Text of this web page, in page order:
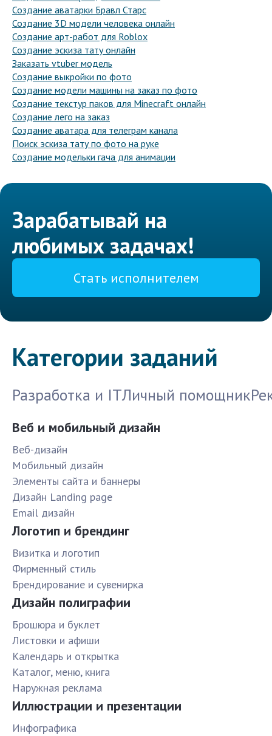
Создание аватарки Бравл Старс
Создание 3D модели человека онлайн
Создание арт-работ для Roblox
Создание эскиза тату онлайн
Заказать vtuber модель
Создание выкройки по фото
Создание модели машины на заказ по фото
Создание текстур паков для Minecraft онлайн
Создание лего на заказ
Создание аватара для телеграм канала
Поиск эскиза тату по фото на руке
Создание модельки гача для анимации
Зарабатывай на
любимых задачах!
Стать исполнителем
Категории заданий
Разработка и ITЛичный помощник
Веб и мобильный дизайн
Веб-дизайн
Мобильный дизайн
Элементы сайта и баннеры
Дизайн Landing page
Email дизайн
Логотип и брендинг
Визитка и логотип
Фирменный стиль
Брендирование и сувенирка
Дизайн полиграфии
Брошюра и буклет
Листовки и афиши
Календарь и открытка
Каталог, меню, книга
Наружная реклама
Иллюстрации и презентации
Инфографика